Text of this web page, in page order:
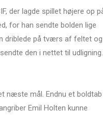
der lagde spillet højere op
for han sendte bolden lige
driblede på tværs af feltet og
den i nettet til udligning.
næste mål. Endnu et boldtab
Emil Holten kunne